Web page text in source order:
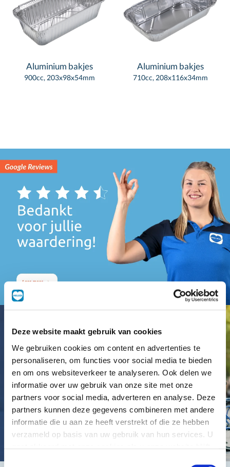
Deze website maakt gebruik van cookies
We gebruiken cookies om content en advertenties te
personaliseren, om functies voor social media te bieden
en om ons websiteverkeer te analyseren. Ook delen we
informatie over uw gebruik van onze site met onze
partners voor social media, adverteren en analyse. Deze
partners kunnen deze gegevens combineren met andere
informatie die u aan ze heeft verstrekt of die ze hebben
verzameld op basis van uw gebruik van hun services. U
Toestemmingsselectie
Aluminium bakjes
900cc, 203x98x54mm
Aluminium bakjes
710cc, 208x116x34mm